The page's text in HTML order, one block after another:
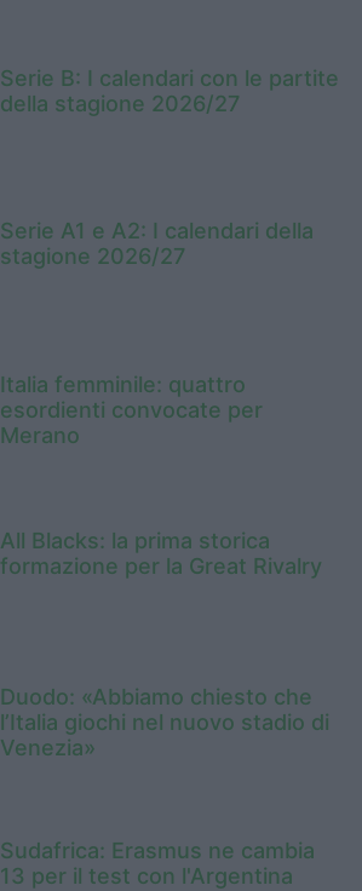
Serie B: I calendari con le partite
della stagione 2026/27
Serie A1 e A2: I calendari della
stagione 2026/27
Italia femminile: quattro
esordienti convocate per
Merano
All Blacks: la prima storica
formazione per la Great Rivalry
Duodo: «Abbiamo chiesto che
l’Italia giochi nel nuovo stadio di
Venezia»
Sudafrica: Erasmus ne cambia
13 per il test con l'Argentina